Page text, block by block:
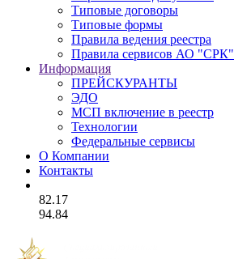
Типовые договоры
Типовые формы
Правила ведения реестра
Правила сервисов АО "СРК"
Информация
ПРЕЙСКУРАНТЫ
ЭДО
МСП включение в реестр
Технологии
Федеральные сервисы
О Компании
Контакты
82.17
94.84